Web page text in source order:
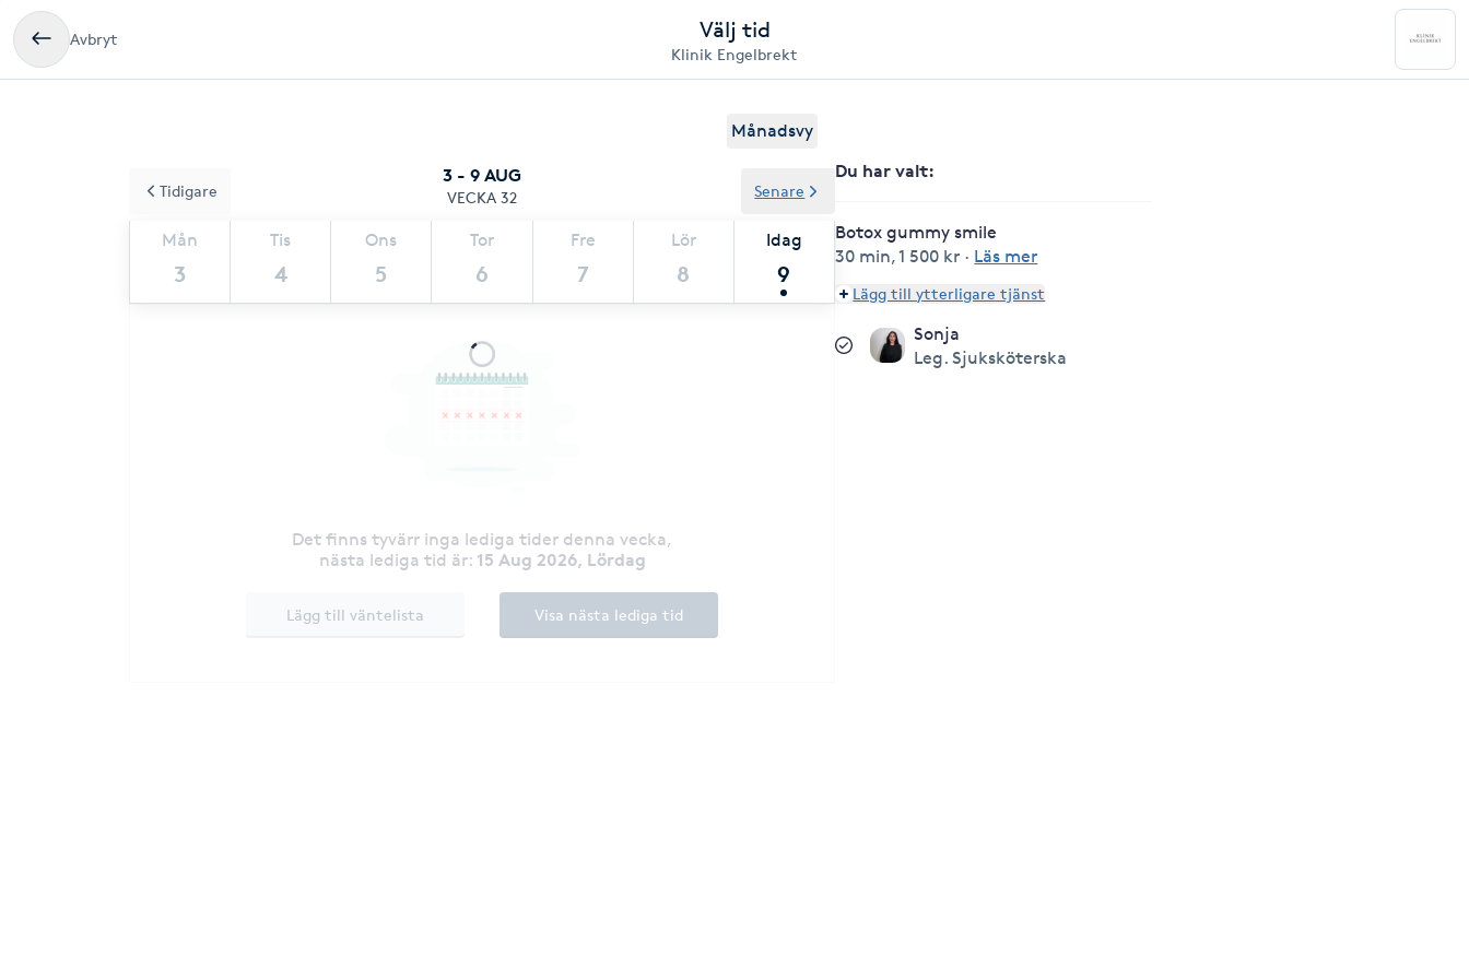
Avbryt Välj tid
Klinik Engelbrekt
Månadsvy
3 - 9 AUG
VECKA 32
Mån
3
Tis
4
Ons
5
Tor
6
Fre
7
Lör
8
Idag
9
Tidigare Senare
Det finns tyvärr inga lediga tider denna vecka,
nästa lediga tid är: 15 Aug 2026, Lördag
Lägg till väntelista Visa nästa lediga tid
Du har valt:
Botox gummy smile
30 min,1 500 kr · Läs mer
Lägg till ytterligare tjänst
Sonja
Leg. Sjuksköterska